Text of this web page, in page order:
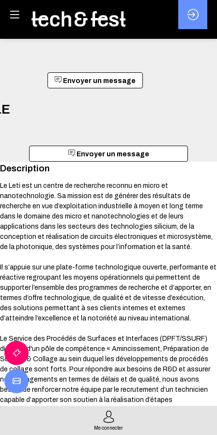
Envoyer un message
Envoyer un message
Description
Le Leti est un centre de recherche reconnu en micro et
nanotechnologie. Sa mission est de générer des résultats de
recherche en vue d’exploitation industrielle à moyen et long terme
dans le domaine des micro et nanotechnologies et de leurs
applications dans les secteurs des technologies silicium, de la
conception et réalisation de circuits électroniques et microsystème,
de la photonique, des systèmes pour l’information et la santé.
Il s’appuie sur une plate-forme technologique ouverte, performante et
réactive regroupant les moyens opérationnels qui permettent de
supporter l’ensemble des programmes de recherche et d’apporter, en
termes d’offre technologique, de qualité et de vitesse d’exécution,
des solutions permettant à ses clients internes et externes
d’atteindre l’excellence et la notoriété au niveau international.
Le Service des Procédés de Surfaces et Interfaces (DPFT/SSURF)
dispose d'un pôle de compétence « Amincissement, Préparation de
Surface & Collage au sein duquel les développements de procédés
de collage sont forts. Pour répondre aux besoins de R&D et assurer
nos engagements en termes de délais et de qualité, nous avons
besoin de renforcer notre équipe par le recrutement d’un technicien
capable d’apporter son soutien à la réalisation d’étapes
technologiques ainsi qu’au démarrage de nouveaux équipements de
Me connecter